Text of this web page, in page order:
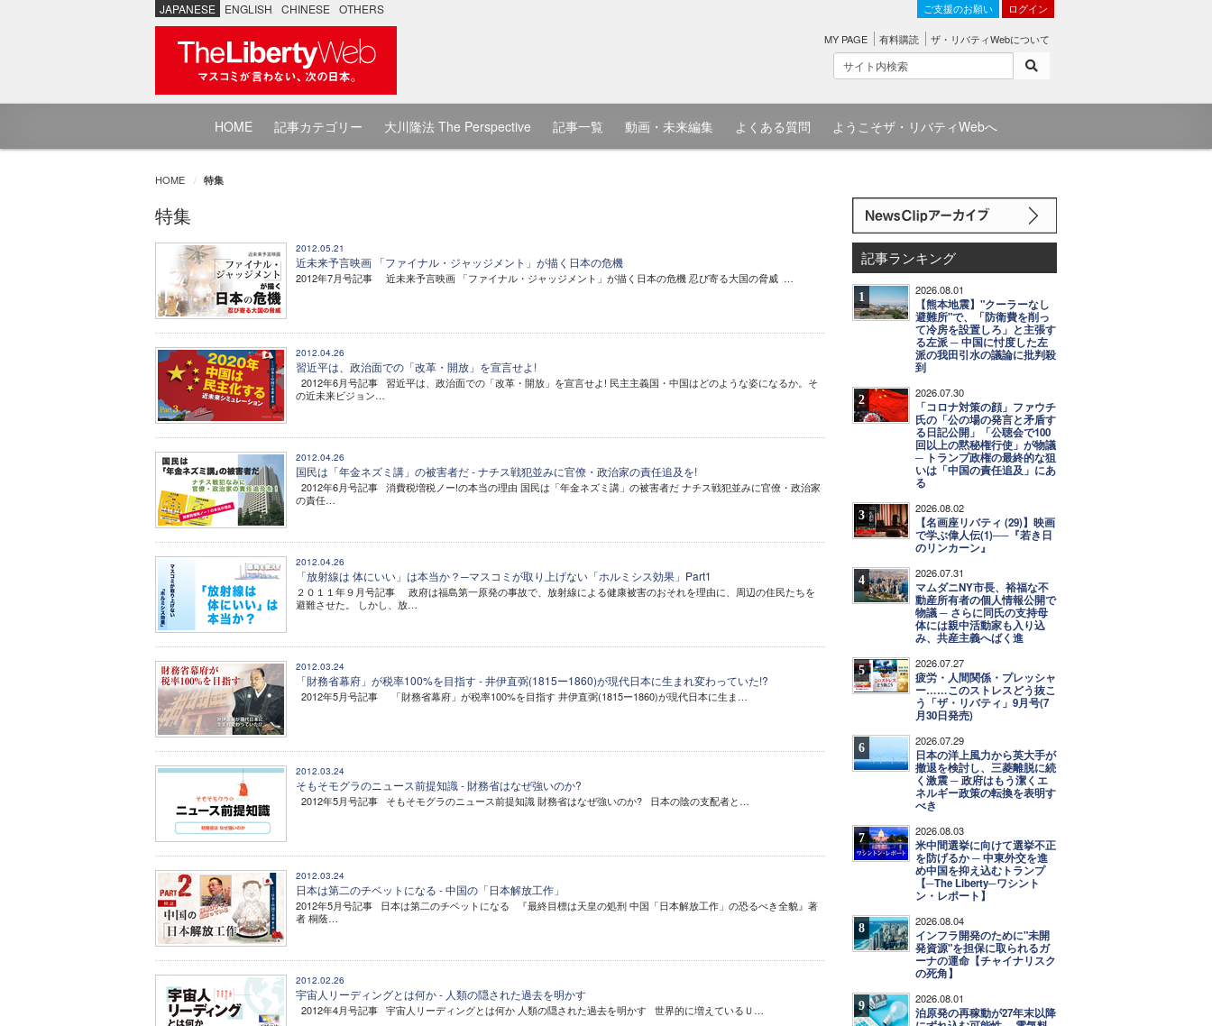
JAPANESE ENGLISH CHINESE OTHERS ご支援のお願い ログイン
MY PAGE 有料購読 ザ・リバティWebについて
HOME 記事カテゴリー 大川隆法 The Perspective 記事一覧 動画・未来編集 よくある質問 ようこそザ・リバティWebへ
HOME 特集
特集
2012.05.21
近未来予言映画 「ファイナル・ジャッジメント」が描く日本の危機
2012年7月号記事 近未来予言映画 「ファイナル・ジャッジメント」が描く日本の危機 忍び寄る大国の脅威 …
2012.04.26
習近平は、政治面での「改革・開放」を宣言せよ!
2012年6月号記事 習近平は、政治面での「改革・開放」を宣言せよ! 民主主義国・中国はどのような姿になるか。そ
の近未来ビジョン…
2012.04.26
国民は「年金ネズミ講」の被害者だ - ナチス戦犯並みに官僚・政治家の責任追及を!
2012年6月号記事 消費税増税ノー!の本当の理由 国民は「年金ネズミ講」の被害者だ ナチス戦犯並みに官僚・政治家
の責任…
2012.04.26
「放射線は 体にいい」は本当か？─マスコミが取り上げない「ホルミシス効果」Part1
２０１１年９月号記事 政府は福島第一原発の事故で、放射線による健康被害のおそれを理由に、周辺の住民たちを
避難させた。 しかし、放…
2012.03.24
「財務省幕府」が税率100%を目指す - 井伊直弼(1815ー1860)が現代日本に生まれ変わっていた!?
2012年5月号記事 「財務省幕府」が税率100%を目指す 井伊直弼(1815ー1860)が現代日本に生ま…
2012.03.24
そもそモグラのニュース前提知識 - 財務省はなぜ強いのか?
2012年5月号記事 そもそモグラのニュース前提知識 財務省はなぜ強いのか? 日本の陰の支配者と…
2012.03.24
日本は第二のチベットになる - 中国の「日本解放工作」
2012年5月号記事 日本は第二のチベットになる 『最終目標は天皇の処刑 中国「日本解放工作」の恐るべき全貌』著
者 桐蔭…
2012.02.26
宇宙人リーディングとは何か - 人類の隠された過去を明かす
2012年4月号記事 宇宙人リーディングとは何か 人類の隠された過去を明かす 世界的に増えているＵ…
記事ランキング
1 2026.08.01
【熊本地震】"クーラーなし
避難所"で、「防衛費を削っ
て冷房を設置しろ」と主張す
る左派 ─ 中国に忖度した左
派の我田引水の議論に批判殺
到
2 2026.07.30
「コロナ対策の顔」ファウチ
氏の「公の場の発言と矛盾す
る日記公開」「公聴会で100
回以上の黙秘権行使」が物議
─ トランプ政権の最終的な狙
いは「中国の責任追及」にあ
る
3 2026.08.02
【名画座リバティ (29)】映画
で学ぶ偉人伝(1)──『若き日
のリンカーン』
4 2026.07.31
マムダニNY市長、裕福な不
動産所有者の個人情報公開で
物議 ─ さらに同氏の支持母
体には親中活動家も入り込
み、共産主義へばく進
5 2026.07.27
疲労・人間関係・プレッシャ
ー……このストレスどう抜こ
う「ザ・リバティ」9月号(7
月30日発売)
6 2026.07.29
日本の洋上風力から英大手が
撤退を検討し、三菱離脱に続
く激震 ─ 政府はもう潔くエ
ネルギー政策の転換を表明す
べき
7 2026.08.03
米中間選挙に向けて選挙不正
を防げるか ─ 中東外交を進
め中国を抑え込むトランプ
【─The Liberty─ワシント
ン・レポート】
8 2026.08.04
インフラ開発のために"未開
発資源"を担保に取られるガ
ーナの運命【チャイナリスク
の死角】
9 2026.08.01
泊原発の再稼動が27年末以降